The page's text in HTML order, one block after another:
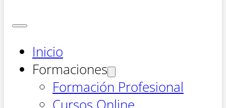
Inicio
Formaciones
Formación Profesional